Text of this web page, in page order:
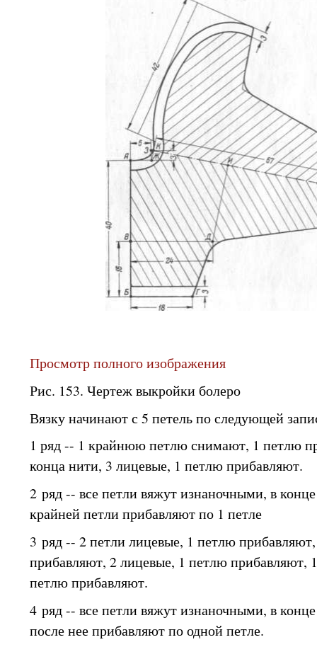
Просмотр полного изображения
Рис. 153. Чертеж выкройки болеро
Вязку начинают с 5 петель по следующей
1 ряд -- 1 крайнюю петлю снимают, 1 петлю
конца нити, 3 лицевые, 1 петлю прибавляют.
2 ряд -- все петли вяжут изнаночными, в
крайней петли прибавляют по 1 петле
3 ряд -- 2 петли лицевые, 1 петлю
прибавляют, 2 лицевые, 1 петлю прибавляют,
петлю прибавляют.
4 ряд -- все петли вяжут изнаночными, в
после нее прибавляют по одной петле.